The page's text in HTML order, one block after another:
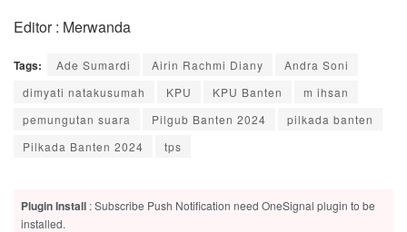
Editor : Merwanda
Tags: Ade Sumardi Airin Rachmi Diany
Andra Soni
dimyati natakusumah
KPU KPU Banten
m ihsan
pemungutan suara
Pilgub Banten 2024
pilkada banten
Pilkada Banten 2024
tps
Plugin Install : Subscribe Push Notification need OneSignal plugin to be
installed.